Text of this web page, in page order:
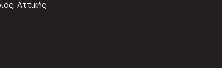
Αττικής